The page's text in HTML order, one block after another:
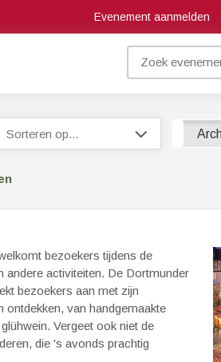
Evenement aanmelden
Sorteren op... Archief aan
bezoekers tijdens de
andere activiteiten. De Dortmunder
bezoekers aan met zijn
ontdekken, van handgemaakte
Vergeet ook niet de
die 's avonds prachtig